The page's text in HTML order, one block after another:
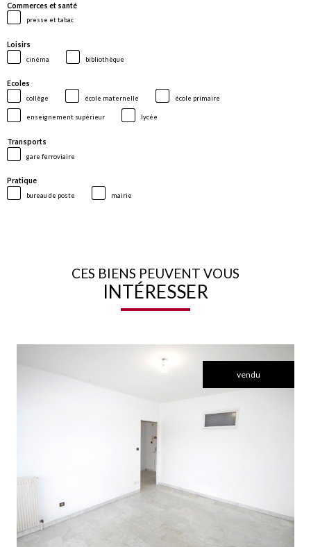
Commerces et santé
presse et tabac
Loisirs
cinéma bibliothèque
Ecoles
collège école maternelle école primaire
enseignement supérieur lycée
Transports
gare ferroviaire
Pratique
bureau de poste mairie
CES BIENS PEUVENT VOUS
INTÉRESSER
vendu
voir le bien